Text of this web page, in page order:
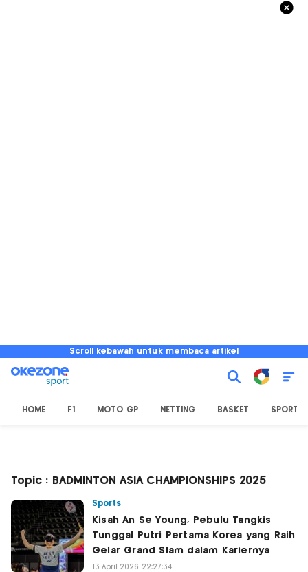
Scroll kebawah untuk membaca artikel
HOME F1 MOTO GP NETTING BASKET SPORT
Topic : BADMINTON ASIA CHAMPIONSHIPS 2025
Sports
Kisah An Se Young, Pebulu Tangkis
Tunggal Putri Pertama Korea yang Raih
Gelar Grand Slam dalam Kariernya
13 April 2026 22:27:34